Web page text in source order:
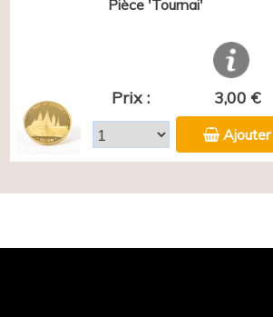
Pièce 'Tournai'
Prix : 3,00 €
Ajouter